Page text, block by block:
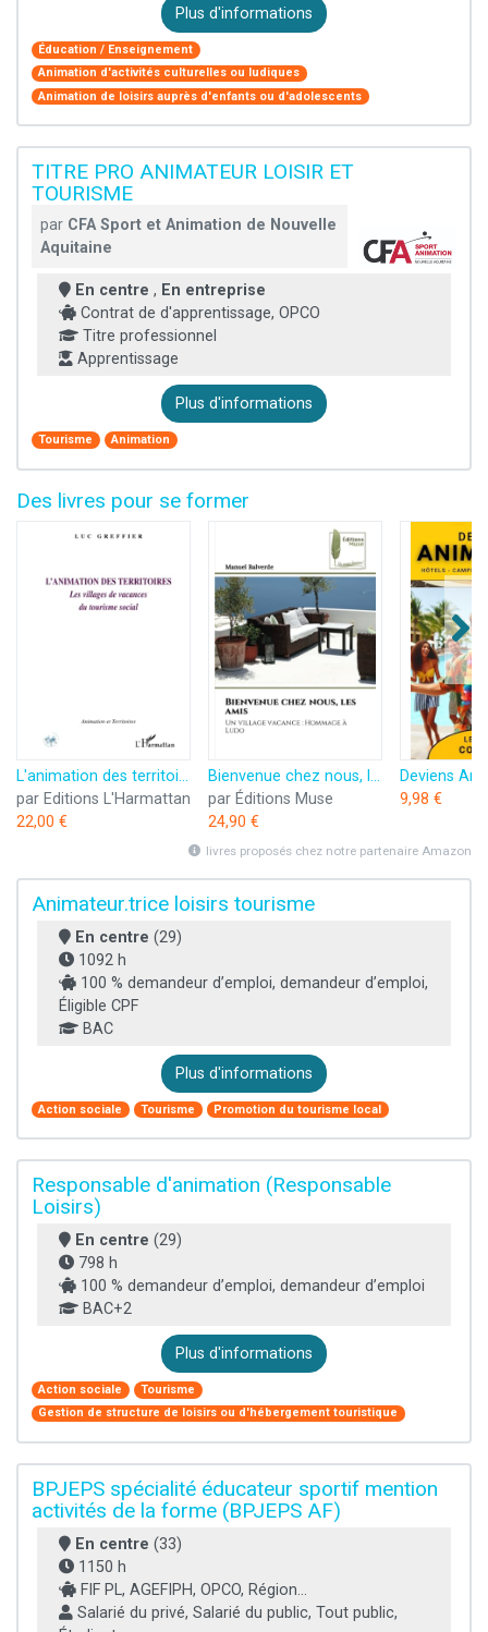
Plus d'informations
Éducation / Enseignement
Animation d'activités culturelles ou ludiques
Animation de loisirs auprès d'enfants ou d'adolescents
TITRE PRO ANIMATEUR LOISIR ET
TOURISME
par CFA Sport et Animation de Nouvelle
Aquitaine
En centre , En entreprise
Contrat de d'apprentissage, OPCO
Titre professionnel
Apprentissage
Plus d'informations
Tourisme Animation
Des livres pour se former
L'animation des territoires: Les villages de vacances du tourisme social
par Editions L'Harmattan
22,00 €
Bienvenue chez nous, les amis: Un village vacance : Hommage à Ludo
par Éditions Muse
24,90 €
9,98 €
livres proposés chez notre partenaire Amazon
Animateur.trice loisirs tourisme
En centre (29)
1092 h
100 % demandeur d’emploi, demandeur d’emploi,
Éligible CPF
BAC
Plus d'informations
Action sociale Tourisme Promotion du tourisme local
Responsable d'animation (Responsable
Loisirs)
En centre (29)
798 h
100 % demandeur d’emploi, demandeur d’emploi
BAC+2
Plus d'informations
Action sociale
Tourisme
Gestion de structure de loisirs ou d'hébergement touristique
BPJEPS spécialité éducateur sportif mention
activités de la forme (BPJEPS AF)
En centre (33)
1150 h
FIF PL, AGEFIPH, OPCO, Région...
Salarié du privé, Salarié du public, Tout public,